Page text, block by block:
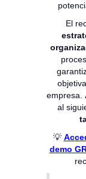
El
empresa.
al
💡
demo